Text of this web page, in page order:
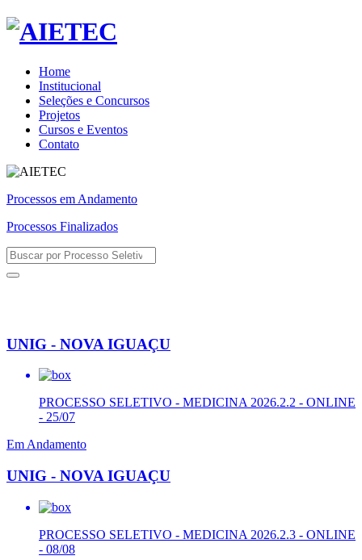
Home
Institucional
Seleções e Concursos
Projetos
Cursos e Eventos
Contato
Processos em Andamento
Processos Finalizados
UNIG - NOVA IGUAÇU
PROCESSO SELETIVO - MEDICINA 2026.2.2 - ONLINE
- 25/07
Em Andamento
UNIG - NOVA IGUAÇU
PROCESSO SELETIVO - MEDICINA 2026.2.3 - ONLINE
- 08/08